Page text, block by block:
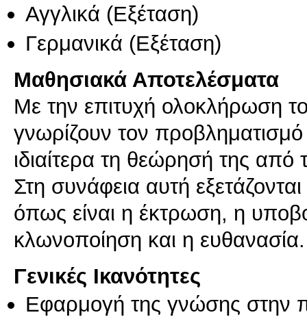
Αγγλικά (Εξέταση)
Γερμανικά (Εξέταση)
Μαθησιακά Αποτελέσματα
Με την επιτυχή ολοκλήρωση
γνωρίζουν τον
ιδιαίτερα τη θεώρησή της
Στη συνάφεια αυτή
όπως είναι η έκτρωση, η
κλωνοποίηση και η ευθανασία.
Γενικές Ικανότητες
Εφαρμογή της γνώσης στην